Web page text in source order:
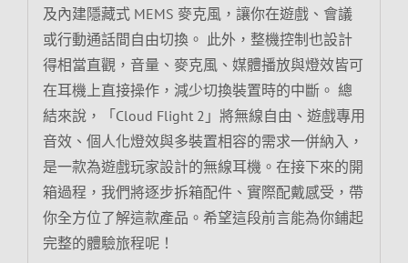
及內建隱藏式 MEMS 麥克風，讓你在遊戲、會議
或行動通話間自由切換。 此外，整機控制也設計
得相當直觀，音量、麥克風、媒體播放與燈效皆可
在耳機上直接操作，減少切換裝置時的中斷。 總
結來說，「Cloud Flight 2」將無線自由、遊戲專用
音效、個人化燈效與多裝置相容的需求一併納入，
是一款為遊戲玩家設計的無線耳機。在接下來的開
箱過程，我們將逐步拆箱配件、實際配戴感受，帶
你全方位了解這款產品。希望這段前言能為你鋪起
完整的體驗旅程呢！